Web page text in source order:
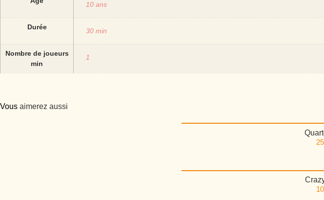
10 ans
Durée 30 min
Nombre de joueurs
min
1
Vous aimerez aussi